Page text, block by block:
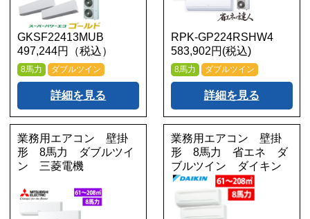
GKSF22413MUB
497,244円（税込）
8馬力 ダブルツイン
詳細を見る
RPK-GP224RSHW4
583,902円(税込)
8馬力 ダブルツイン
詳細を見る
業務用エアコン 壁掛
形 8馬力 ダブルツイ
ン 三菱電機
業務用エアコン 壁掛
形 8馬力 省エネ ダ
ブルツイン ダイキン